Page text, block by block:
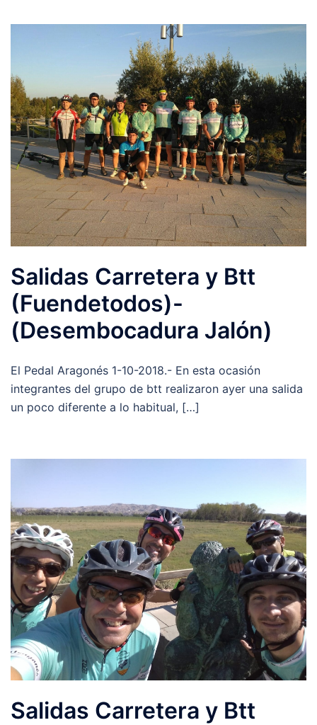
Salidas Carretera y Btt
(Fuendetodos)-
(Desembocadura Jalón)
El Pedal Aragonés 1-10-2018.- En esta ocasión
integrantes del grupo de btt realizaron ayer una salida
un poco diferente a lo habitual, […]
Salidas Carretera y Btt